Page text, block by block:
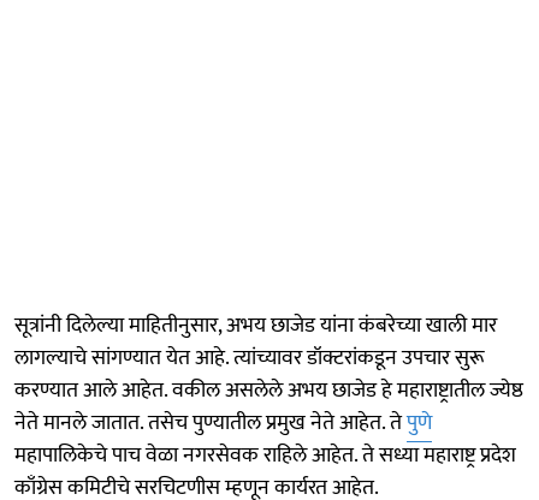
सूत्रांनी दिलेल्या माहितीनुसार, अभय छाजेड यांना कंबरेच्या खाली मार
लागल्याचे सांगण्यात येत आहे. त्यांच्यावर डॉक्टरांकडून उपचार सुरू
करण्यात आले आहेत. वकील असलेले अभय छाजेड हे महाराष्ट्रातील ज्येष्ठ
नेते मानले जातात. तसेच पुण्यातील प्रमुख नेते आहेत. तेपुणे
महापालिकेचे पाच वेळा नगरसेवक राहिले आहेत. ते सध्या महाराष्ट्र प्रदेश
काँग्रेस कमिटीचे सरचिटणीस म्हणून कार्यरत आहेत.